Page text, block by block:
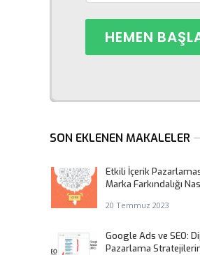
SON EKLENEN MAKALELER
Etkili İçerik
Marka Farkındalığı
20 Temmuz 2023
Google Ads ve SEO:
Pazarlama